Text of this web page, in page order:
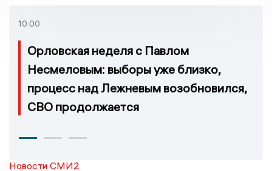
10:00
Орловская неделя с Павлом
Несмеловым: выборы уже близко,
процесс над Лежневым возобновился,
СВО продолжается
Новости СМИ2